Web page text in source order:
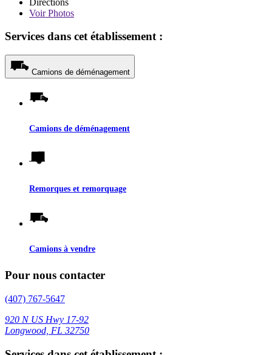
VoirPhotos
Services dans cet établissement :
Camions de déménagement
Camions de déménagement
Remorques et remorquage
Camions à vendre
Pour nous contacter
(407) 767-5647
920 N US Hwy 17-92
Longwood, FL 32750